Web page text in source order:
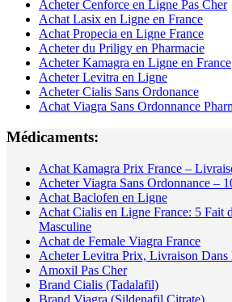
Acheter Cenforce en Ligne Pas Cher
Achat Lasix en Ligne en France
Achat Propecia en Ligne France
Acheter du Priligy en Pharmacie
Acheter Kamagra en Ligne en France
Acheter Levitra en Ligne
Acheter Cialis Sans Ordonance
Achat Viagra Sans Ordonnance
Médicaments:
Achat Kamagra Prix France –
Acheter Viagra Sans Ordonnance –
Achat Baclofen en Ligne
Achat Cialis en Ligne France: 5 Fait
Masculine
Achat de Female Viagra France
Acheter Levitra Prix, Livraison Dans
Amoxil Pas Cher
Brand Cialis (Tadalafil)
Brand Viagra (Sildenafil Citrate)